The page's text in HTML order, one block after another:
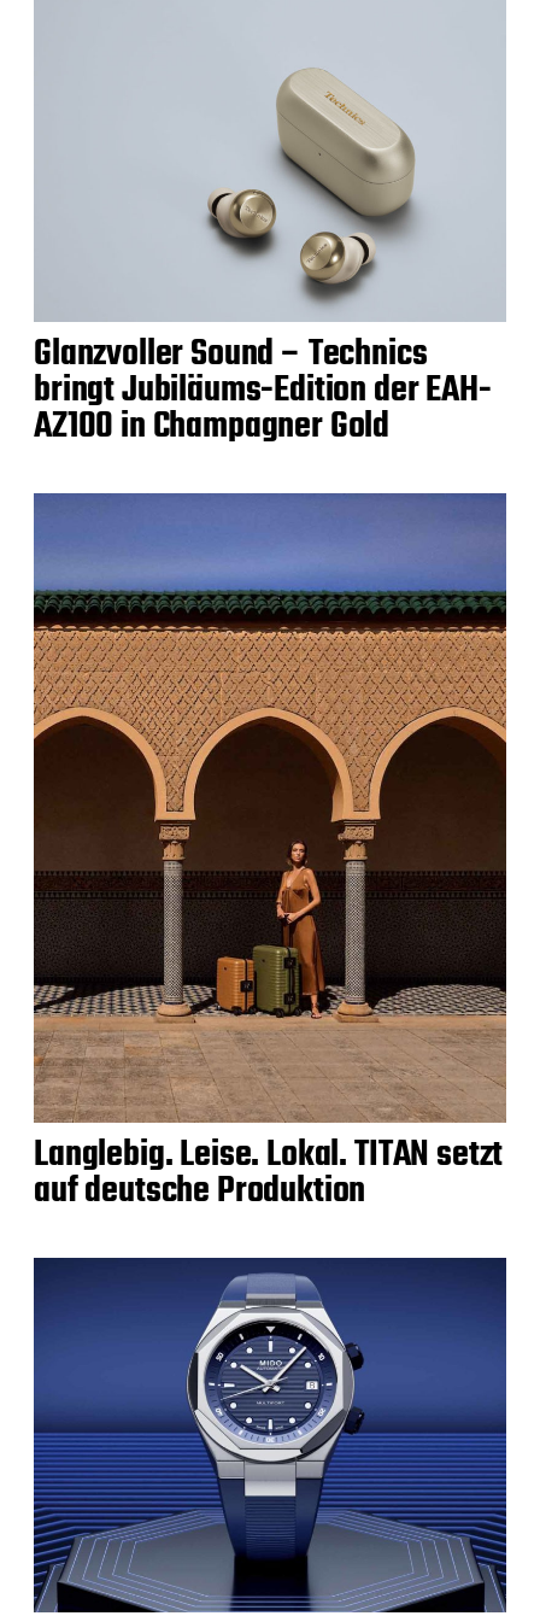
Glanzvoller Sound – Technics
bringt Jubiläums-Edition der EAH-
AZ100 in Champagner Gold
Langlebig. Leise. Lokal. TITAN setzt
auf deutsche Produktion